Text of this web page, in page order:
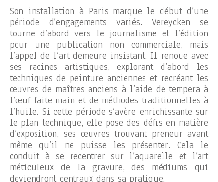
Son installation à Paris marque le début d’une
période d’engagements variés. Vereycken se
tourne d’abord vers le journalisme et l’édition
pour une publication non commerciale, mais
l’appel de l’art demeure insistant. Il renoue avec
ses racines artistiques, explorant d’abord les
techniques de peinture anciennes et recréant les
œuvres de maîtres anciens à l’aide de tempera à
l’œuf faite main et de méthodes traditionnelles à
l’huile. Si cette période s’avère enrichissante sur
le plan technique, elle pose des défis en matière
d’exposition, ses œuvres trouvant preneur avant
même qu’il ne puisse les présenter. Cela le
conduit à se recentrer sur l’aquarelle et l’art
méticuleux de la gravure, des médiums qui
deviendront centraux dans sa pratique.